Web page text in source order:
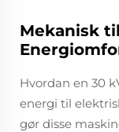
Mekanisk
Hvordan en 30
energi til
gør disse